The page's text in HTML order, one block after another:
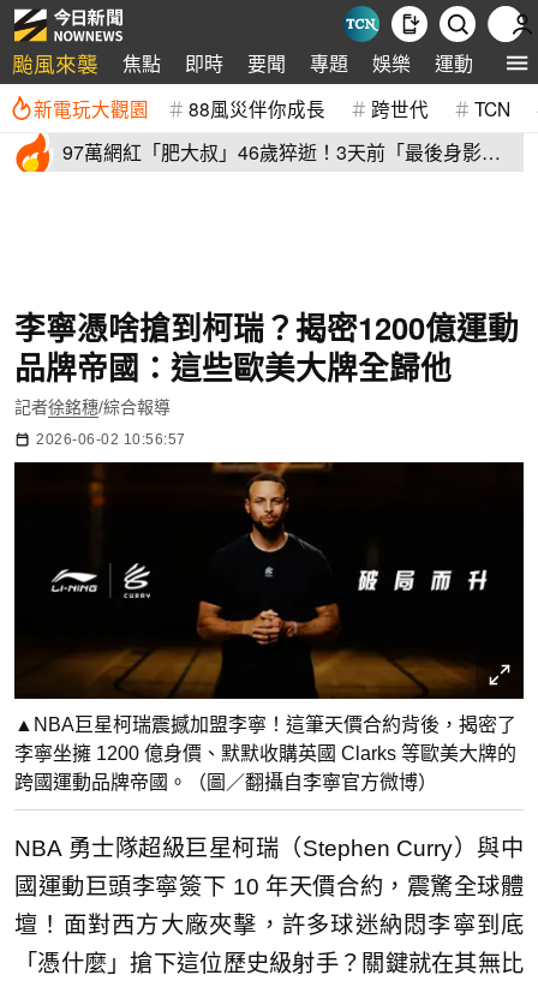
颱風來襲 焦點 即時 要聞 專題 娛樂 運動 全球
新電玩大觀園 88風災伴你成長 跨世代 TCN
97萬網紅「肥大叔」46歲猝逝！3天前「最後身影」
李寧憑啥搶到柯瑞？揭密1200億運動
品牌帝國：這些歐美大牌全歸他
記者徐銘穗/綜合報導
2026-06-02 10:56:57
▲NBA巨星柯瑞震撼加盟李寧！這筆天價合約背後，揭密了
李寧坐擁 1200 億身價、默默收購英國 Clarks 等歐美大牌的
跨國運動品牌帝國。（圖／翻攝自李寧官方微博）
NBA 勇士隊超級巨星柯瑞（Stephen Curry）與中
國運動巨頭李寧簽下 10 年天價合約，震驚全球體
壇！面對西方大廠夾擊，許多球迷納悶李寧到底
「憑什麼」搶下這位歷史級射手？關鍵就在其無比